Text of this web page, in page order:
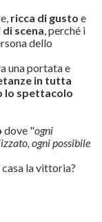
ricca di gusto e
scena , perché i
dello
una portata e
in tutta
lo spettacolo
dove "ogni
ogni possibile
casa la vittoria?